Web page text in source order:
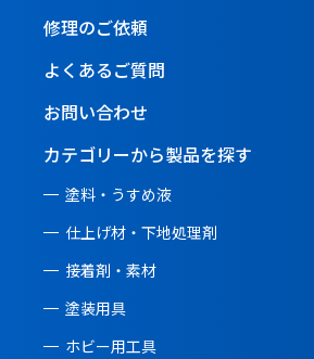
修理のご依頼
よくあるご質問
お問い合わせ
カテゴリーから製品を探す
塗料・うすめ液
仕上げ材・下地処理剤
接着剤・素材
塗装用具
ホビー用工具